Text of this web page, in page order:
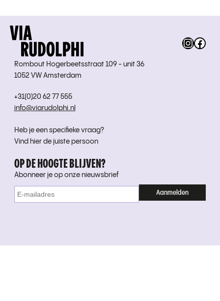
Rombout Hogerbeetsstraat 109 - unit 36
1052 VW Amsterdam
+31(0)20 62 77 555
info@viarudolphi.nl
Heb je een specifieke vraag?
Vind hier de juiste persoon
OP DE HOOGTE BLIJVEN?
Abonneer je op onze nieuwsbrief